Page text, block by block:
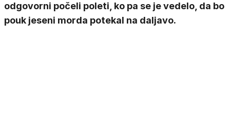
odgovorni počeli poleti, ko pa se je vedelo, da bo
pouk jeseni morda potekal na daljavo.